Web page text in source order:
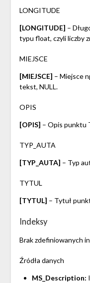
LONGITUDE
[LONGITUDE] –
typu float, czyli liczby
MIEJSCE
[MIEJSCE] – Miejsce
tekst, NULL.
OPIS
[OPIS] – Opis punktu
TYP_AUTA
[TYP_AUTA] – Typ
TYTUL
[TYTUL] – Tytuł
Indeksy
Brak zdefiniowanych
Źródła danych
MS_Description: